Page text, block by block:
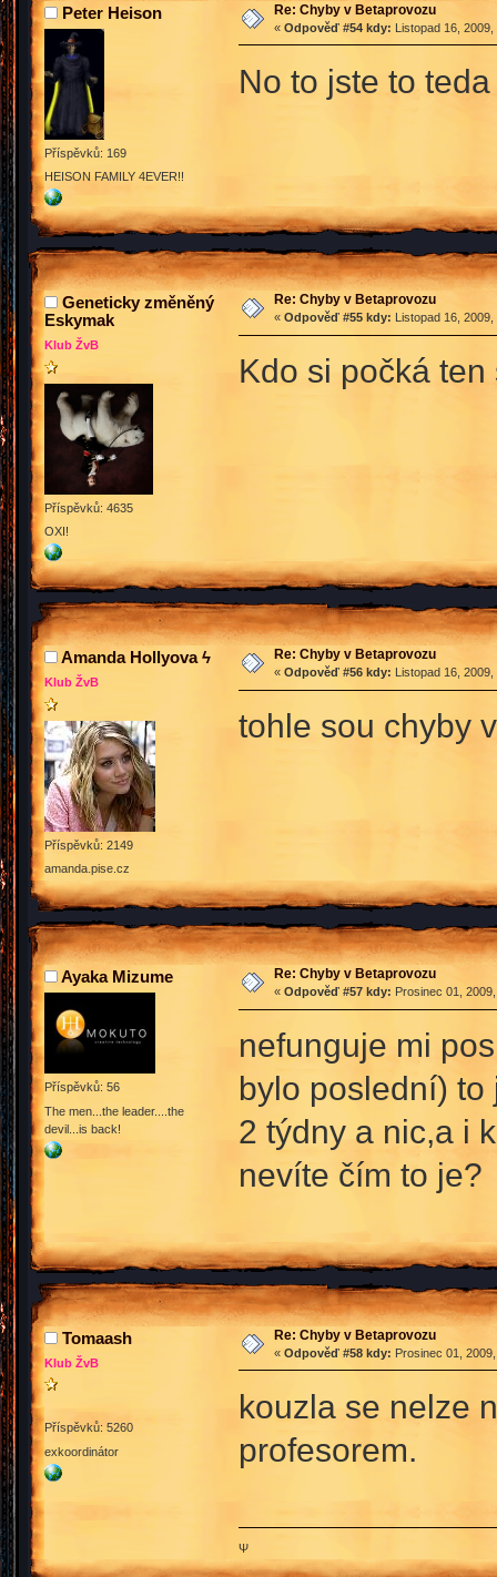
Peter Heison
Příspěvků: 169
HEISON FAMILY 4EVER!!
Re: Chyby v Betaprovozu
« Odpověď #54 kdy: Listopad 16,
No to jste to
Geneticky změněný
Eskymak
Klub ŽvB
Příspěvků: 4635
OXI!
Re: Chyby v Betaprovozu
« Odpověď #55 kdy: Listopad 16,
Kdo si počká ten
Amanda Hollyova ϟ
Klub ŽvB
Příspěvků: 2149
amanda.pise.cz
Re: Chyby v Betaprovozu
« Odpověď #56 kdy: Listopad 16,
tohle sou chyby
Ayaka Mizume
Příspěvků: 56
The men...the leader....the
devil...is back!
Re: Chyby v Betaprovozu
« Odpověď #57 kdy: Prosinec 01,
nefunguje mi
bylo poslední)
2 týdny a nic,a i
nevíte čím to je?
Tomaash
Klub ŽvB
Příspěvků: 5260
exkoordinátor
Re: Chyby v Betaprovozu
« Odpověď #58 kdy: Prosinec 01,
kouzla se nelze
profesorem.
Ψ